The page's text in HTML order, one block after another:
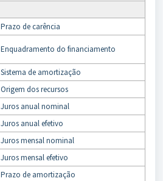
Prazo de carência
Enquadramento do financiamento
Sistema de amortização
Origem dos recursos
Juros anual nominal
Juros anual efetivo
Juros mensal nominal
Juros mensal efetivo
Prazo de amortização